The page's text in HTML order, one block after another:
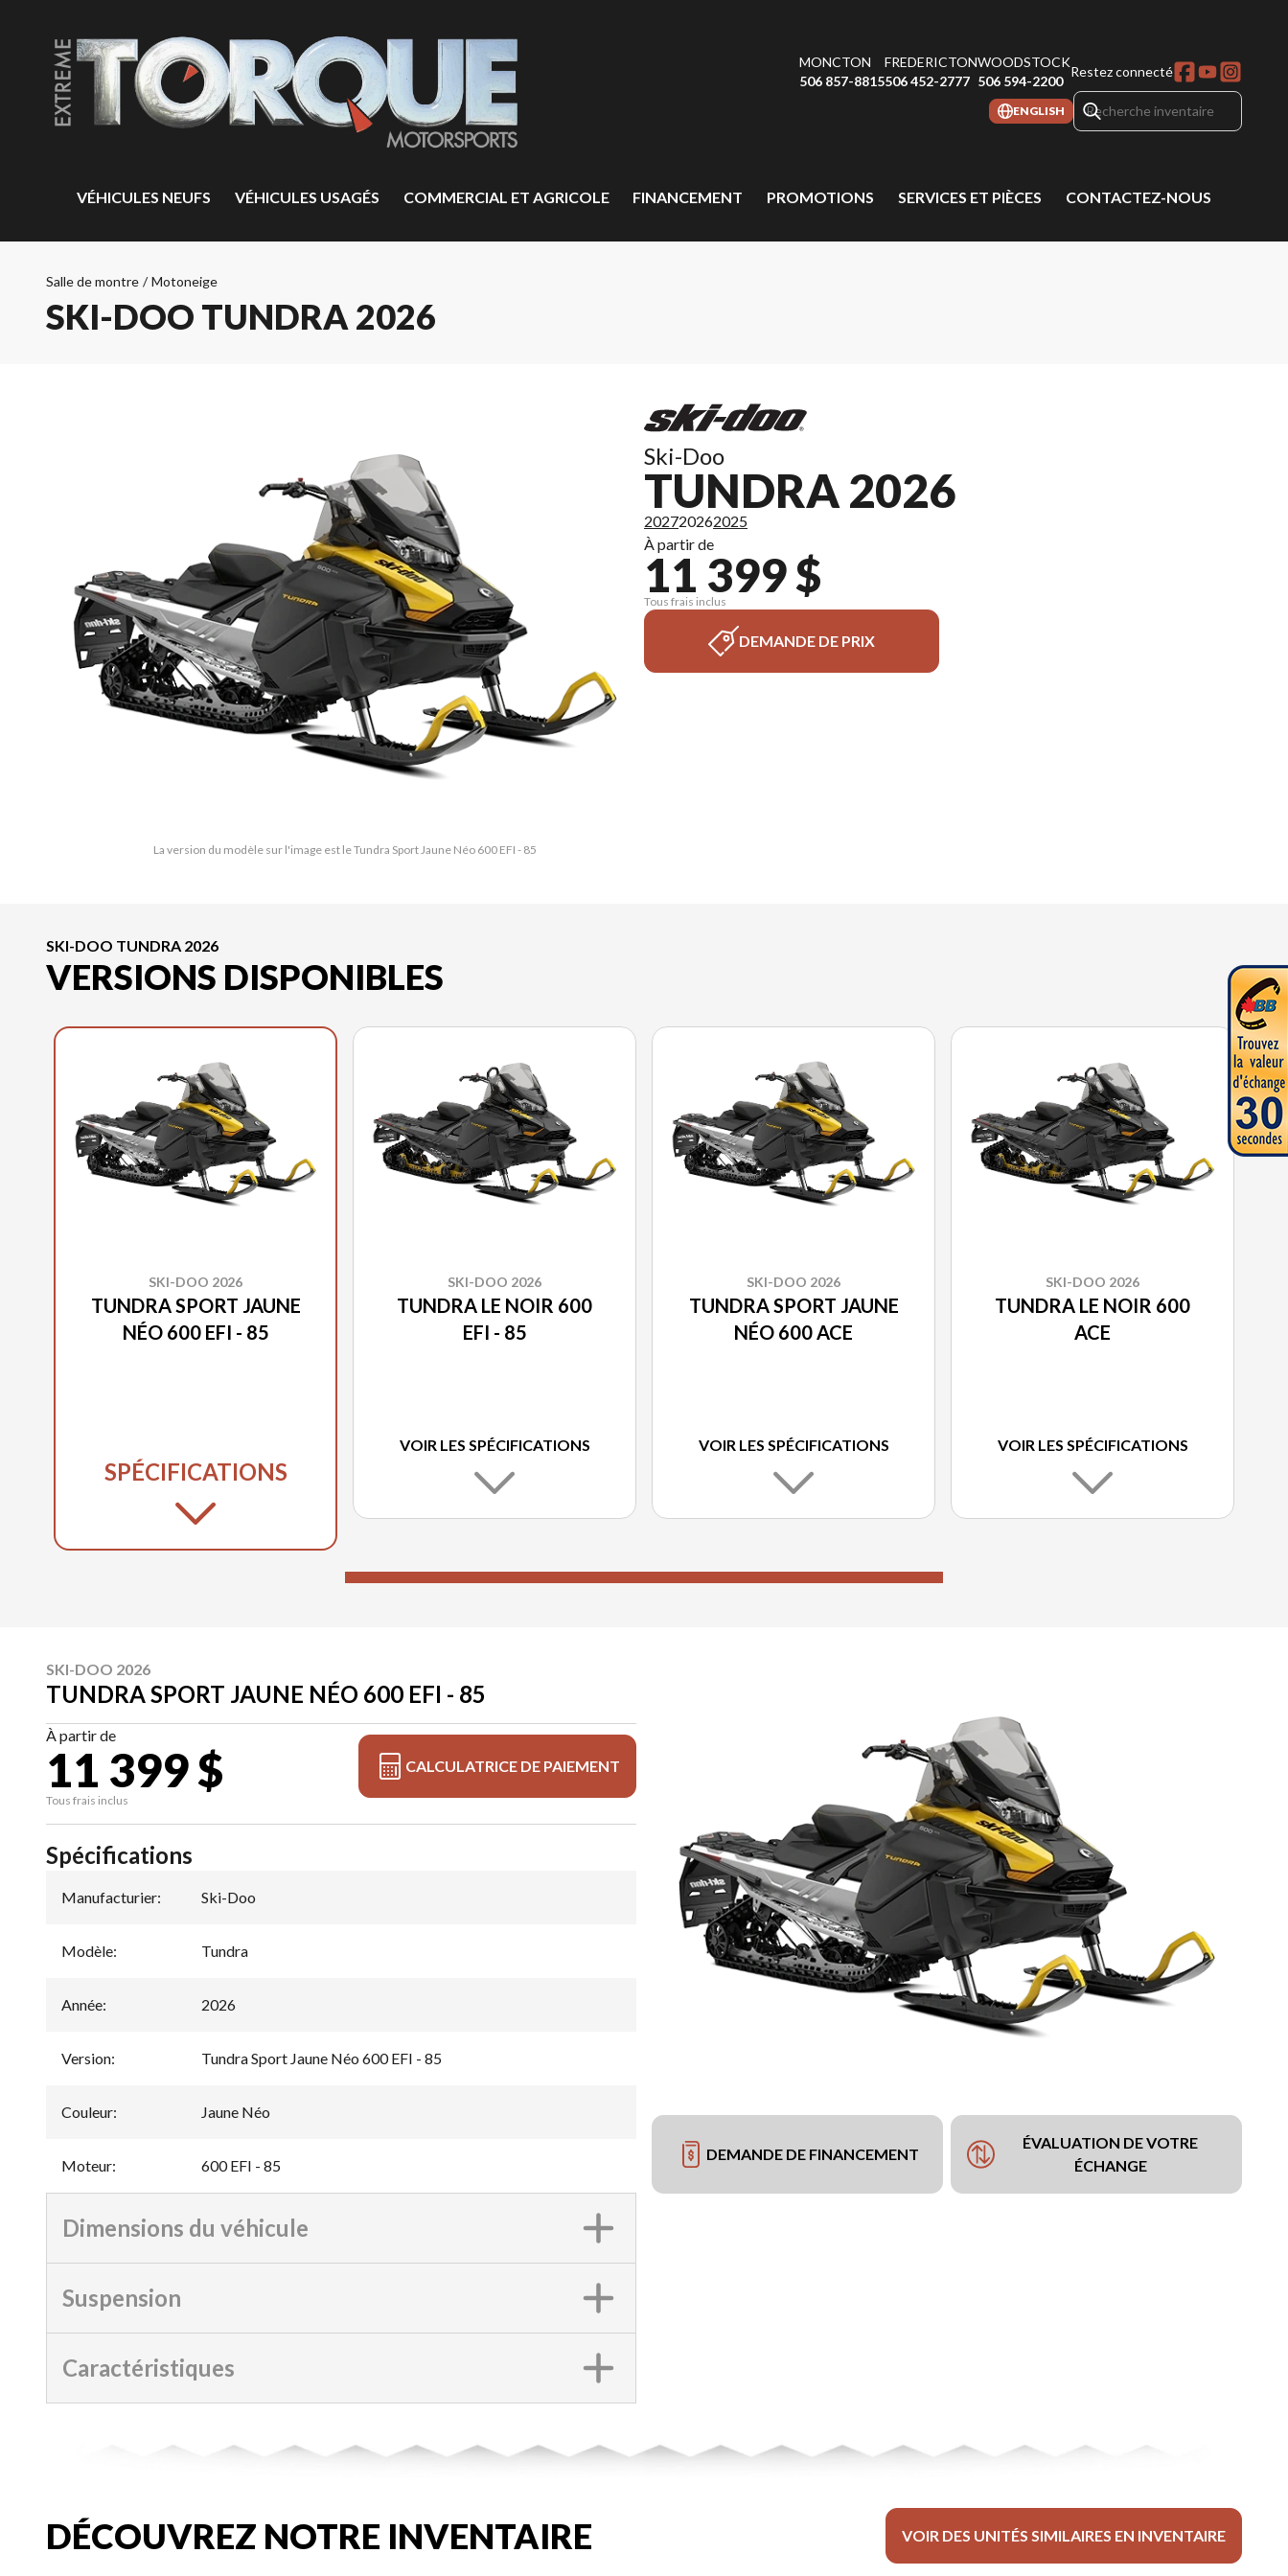
MONCTON
506 857-8815
FREDERICTON
506 452-2777
WOODSTOCK
506 594-2200
Restez connecté
ENGLISH
VÉHICULES NEUFS VÉHICULES USAGÉS COMMERCIAL ET AGRICOLE FINANCEMENT PROMOTIONS SERVICES ET PIÈCES CONTACTEZ-NOUS
Salle de montre / Motoneige
SKI-DOO TUNDRA 2026
La version du modèle sur l'image est le Tundra Sport Jaune Néo 600 EFI - 85
Ski-Doo
TUNDRA 2026
202720262025
À partir de
11 399 $
Tous frais inclus
DEMANDE DE PRIX
SKI-DOO TUNDRA 2026
VERSIONS DISPONIBLES
SKI-DOO 2026
TUNDRA SPORT JAUNE
NÉO 600 EFI - 85
SPÉCIFICATIONS
SKI-DOO 2026
TUNDRA LE NOIR 600
EFI - 85
VOIR LES SPÉCIFICATIONS
SKI-DOO 2026
TUNDRA SPORT JAUNE
NÉO 600 ACE
VOIR LES SPÉCIFICATIONS
SKI-DOO 2026
TUNDRA LE NOIR 600
ACE
VOIR LES SPÉCIFICATIONS
SKI-DOO 2026
TUNDRA SPORT JAUNE NÉO 600 EFI - 85
À partir de
11 399 $
Tous frais inclus
CALCULATRICE DE PAIEMENT
DEMANDE DE FINANCEMENT
ÉVALUATION DE VOTRE
ÉCHANGE
Spécifications
Manufacturier: Ski-Doo
Modèle: Tundra
Année: 2026
Version: Tundra Sport Jaune Néo 600 EFI - 85
Couleur: Jaune Néo
Moteur: 600 EFI - 85
Dimensions du véhicule
Suspension
Caractéristiques
DÉCOUVREZ NOTRE INVENTAIRE VOIR DES UNITÉS SIMILAIRES EN INVENTAIRE